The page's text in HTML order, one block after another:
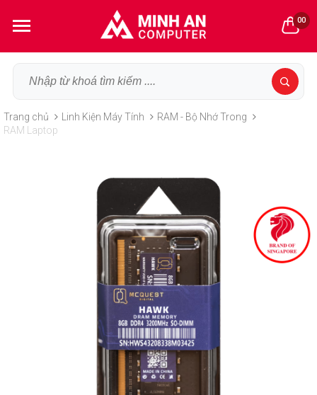
00
Trang chủ Linh Kiện Máy Tính
RAM - Bộ Nhớ Trong
RAM Laptop